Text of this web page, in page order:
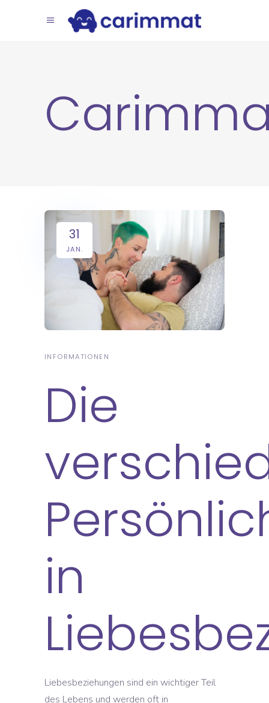
31
JAN.
INFORMATIONEN
Die
in
Liebesbeziehungen sind ein wichtiger Teil
des Lebens und werden oft in